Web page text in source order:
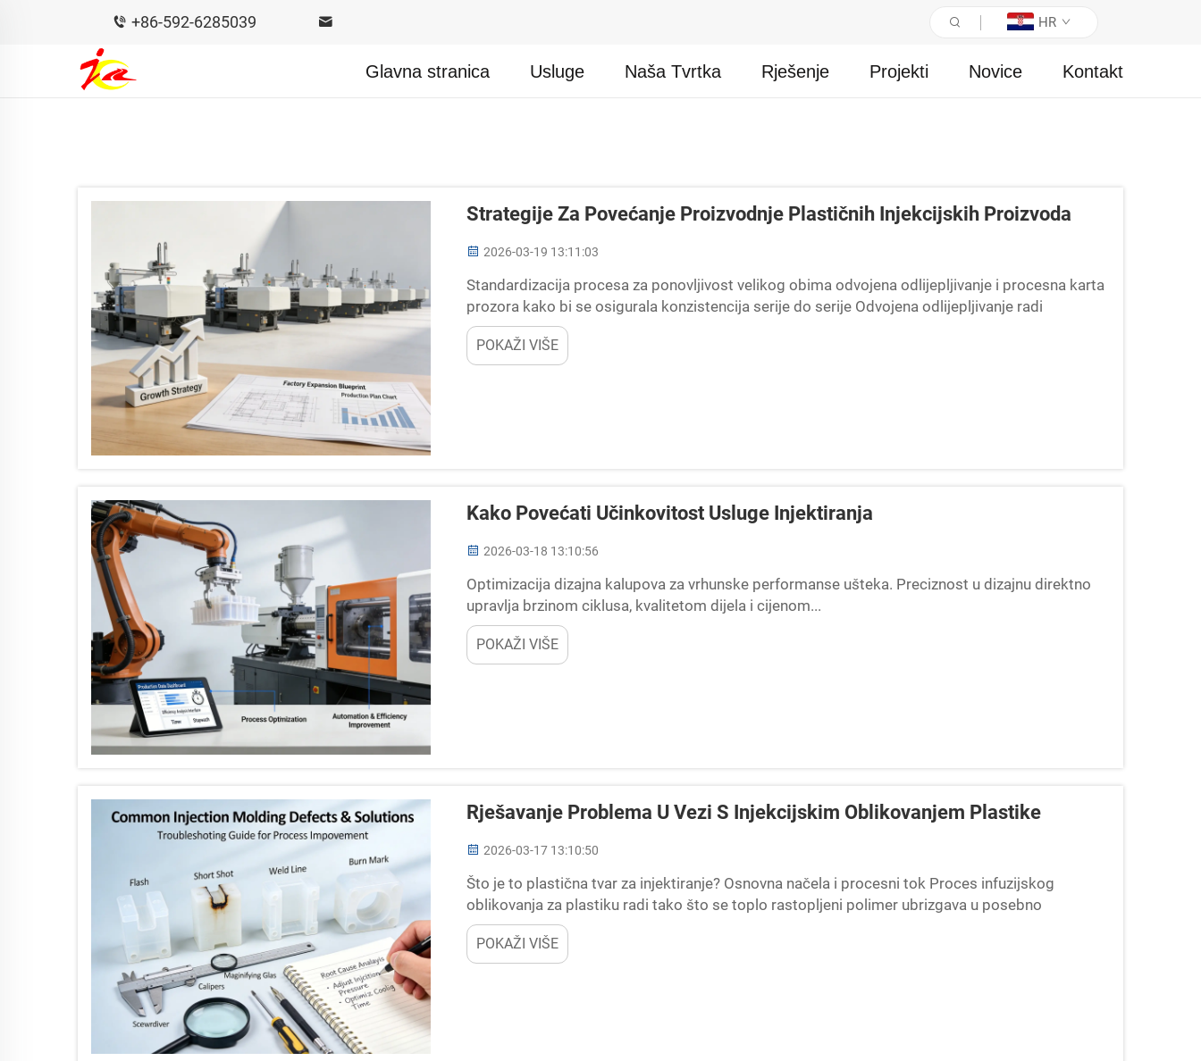
+86-592-6285039 HR
Glavna stranica Usluge Naša Tvrtka Rješenje Projekti Novice Kontakt
Strategije Za Povećanje Proizvodnje Plastičnih Injekcijskih Proizvoda
2026-03-19 13:11:03
Standardizacija procesa za ponovljivost velikog obima odvojena odlijepljivanje i procesna karta
prozora kako bi se osigurala konzistencija serije do serije Odvojena odlijepljivanje radi
odvajajući fazu ubrizgavanja od pakiranja, pružajući proizvođačima mnogo bolju kontrolu...
POKAŽI VIŠE
Kako Povećati Učinkovitost Usluge Injektiranja
2026-03-18 13:10:56
Optimizacija dizajna kalupova za vrhunske performanse ušteka. Preciznost u dizajnu direktno
upravlja brzinom ciklusa, kvalitetom dijela i cijenom...
POKAŽI VIŠE
Rješavanje Problema U Vezi S Injekcijskim Oblikovanjem Plastike
2026-03-17 13:10:50
Što je to plastična tvar za injektiranje? Osnovna načela i procesni tok Proces infuzijskog
oblikovanja za plastiku radi tako što se toplo rastopljeni polimer ubrizgava u posebno
dizajnirane kalupce kako bi se proizveli identični dijelovi u velikim količinama. Ova metoda
vlada...
POKAŽI VIŠE